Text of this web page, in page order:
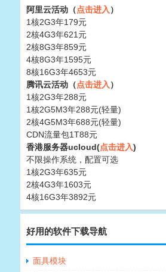
阿里云活动（点击进入）
1核2G3年179元
2核4G3年621元
2核8G3年859元
4核8G3年1595元
8核16G3年4653元
腾讯云活动（点击进入）
1核2G3年288元
1核2G5M3年288元(轻量)
2核4G5M3年688元(轻量)
CDN流量包1T88元
香港服务器ucloud(点击进入)
不限操作系统，配置可选
1核2G3年635元
2核4G3年1603元
4核16G3年3892元
好用的软件下载导航
面具模块